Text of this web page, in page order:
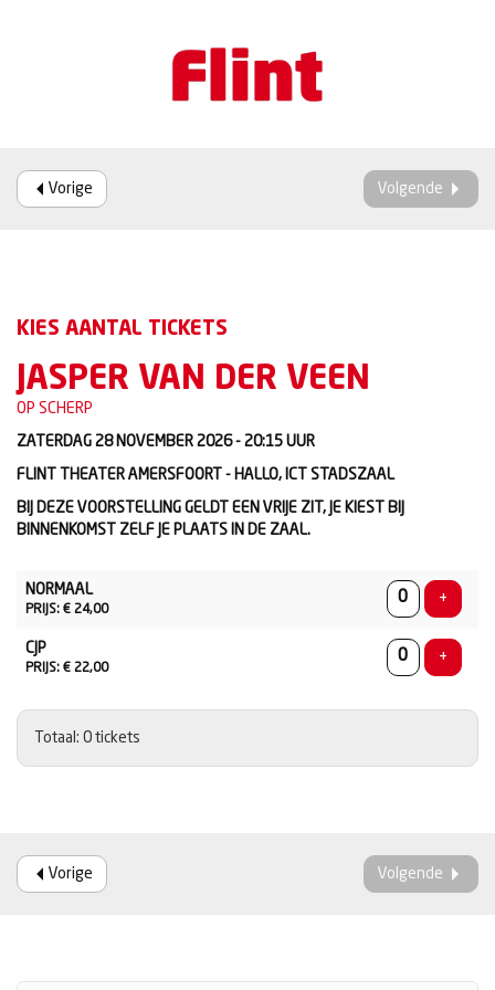
Vorige Volgende
KIES AANTAL TICKETS
JASPER VAN DER VEEN
OP SCHERP
ZATERDAG 28 NOVEMBER 2026 - 20:15 UUR
FLINT THEATER AMERSFOORT - HALLO, ICT STADSZAAL
BIJ DEZE VOORSTELLING GELDT EEN VRIJE ZIT, JE KIEST BIJ
BINNENKOMST ZELF JE PLAATS IN DE ZAAL.
NORMAAL
PRIJS: € 24,00
+
CJP
PRIJS: € 22,00
+
Totaal: 0 tickets
Vorige Volgende